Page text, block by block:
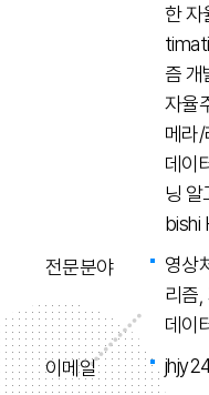
한
즘
자율
메라
데이
닝
bishi
전문분야
영상
리즘,
데이
이메일